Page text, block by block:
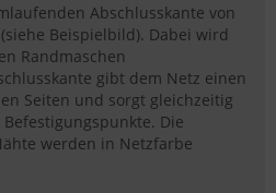
Abschlusskante von
Beispielbild). Dabei wird
Randmaschen
gibt dem Netz einen
Seiten und sorgt gleichzeitig
Die
werden in Netzfarbe